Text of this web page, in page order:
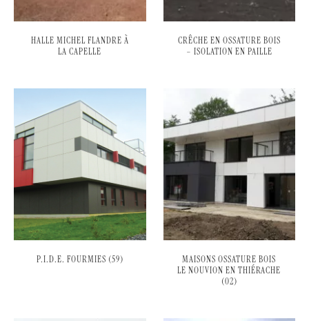
HALLE MICHEL FLANDRE À
LA CAPELLE
CRÊCHE EN OSSATURE BOIS
– ISOLATION EN PAILLE
P.I.D.E. FOURMIES (59)
MAISONS OSSATURE BOIS
LE NOUVION EN THIÉRACHE
(02)